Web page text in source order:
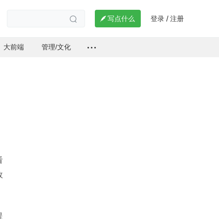
  写点什么 登录 / 注册
大前端 管理/文化